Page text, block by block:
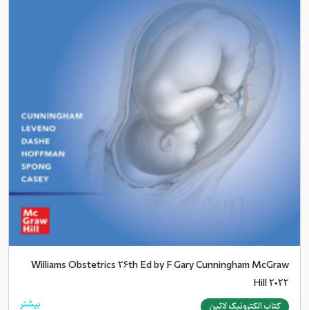
Williams Obstetrics 26th Ed by F Gary Cunningham McGraw
Hill 2022
کتاب الکترونیک لاتین بیشتر